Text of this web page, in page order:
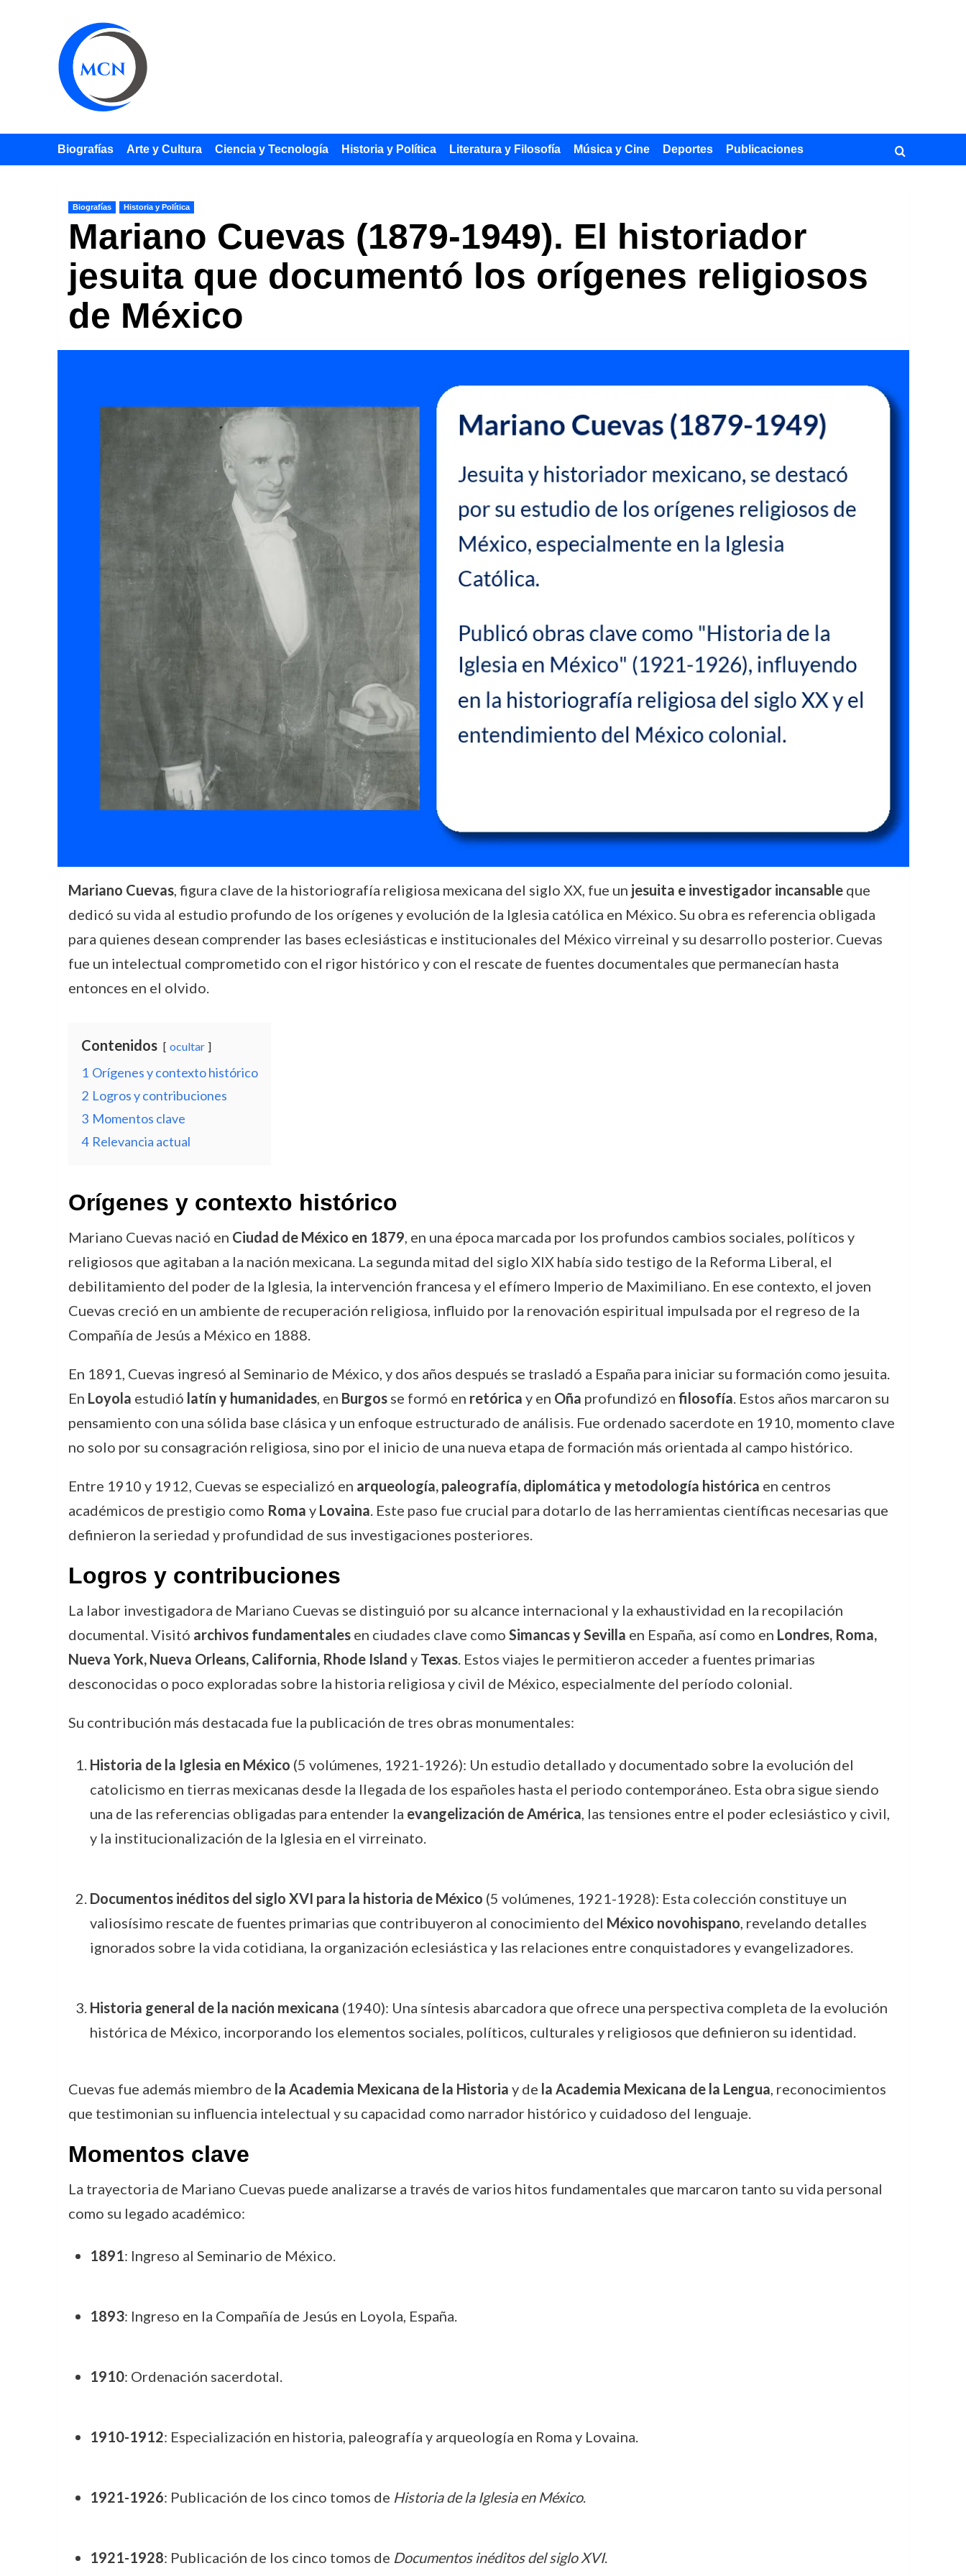
Biografías Arte y Cultura Ciencia y Tecnología Historia y Política Literatura y Filosofía Música y Cine Deportes Publicaciones
Biografías Historia y Política
Mariano Cuevas (1879-1949). El historiador
jesuita que documentó los orígenes religiosos
de México
Mariano Cuevas, figura clave de la historiografía religiosa mexicana del siglo XX, fue un jesuita e investigador incansableque
dedicó su vida al estudio profundo de los orígenes y evolución de la Iglesia católica en México. Su obra es referencia obligada
para quienes desean comprender las bases eclesiásticas e institucionales del México virreinal y su desarrollo posterior. Cuevas
fue un intelectual comprometido con el rigor histórico y con el rescate de fuentes documentales que permanecían hasta
entonces en el olvido.
Contenidos ocultar
1 Orígenes y contexto histórico
2 Logros y contribuciones
3 Momentos clave
4 Relevancia actual
Orígenes y contexto histórico
Mariano Cuevas nació en Ciudad de México en 1879, en una época marcada por los profundos cambios sociales, políticos y
religiosos que agitaban a la nación mexicana. La segunda mitad del siglo XIX había sido testigo de la Reforma Liberal, el
debilitamiento del poder de la Iglesia, la intervención francesa y el efímero Imperio de Maximiliano. En ese contexto, el joven
Cuevas creció en un ambiente de recuperación religiosa, influido por la renovación espiritual impulsada por el regreso de la
Compañía de Jesús a México en 1888.
En 1891, Cuevas ingresó al Seminario de México, y dos años después se trasladó a España para iniciar su formación como jesuita.
En Loyola estudió latín y humanidades, en Burgosse formó en retórica y en Oña profundizó en filosofía. Estos años marcaron su
pensamiento con una sólida base clásica y un enfoque estructurado de análisis. Fue ordenado sacerdote en 1910, momento clave
no solo por su consagración religiosa, sino por el inicio de una nueva etapa de formación más orientada al campo histórico.
Entre 1910 y 1912, Cuevas se especializó en arqueología, paleografía, diplomática y metodología histórica en centros
académicos de prestigio como Roma y Lovaina. Este paso fue crucial para dotarlo de las herramientas científicas necesarias que
definieron la seriedad y profundidad de sus investigaciones posteriores.
Logros y contribuciones
La labor investigadora de Mariano Cuevas se distinguió por su alcance internacional y la exhaustividad en la recopilación
documental. Visitó archivos fundamentalesen ciudades clave como Simancas y Sevilla en España, así como en Londres, Roma,
Nueva York, Nueva Orleans, California, Rhode Island y Texas. Estos viajes le permitieron acceder a fuentes primarias
desconocidas o poco exploradas sobre la historia religiosa y civil de México, especialmente del período colonial.
Su contribución más destacada fue la publicación de tres obras monumentales:
Historia de la Iglesia en México (5 volúmenes, 1921-1926): Un estudio detallado y documentado sobre la evolución del
catolicismo en tierras mexicanas desde la llegada de los españoles hasta el periodo contemporáneo. Esta obra sigue siendo
una de las referencias obligadas para entender la evangelización de América, las tensiones entre el poder eclesiástico y civil,
y la institucionalización de la Iglesia en el virreinato.
Documentos inéditos del siglo XVI para la historia de México (5 volúmenes, 1921-1928): Esta colección constituye un
valiosísimo rescate de fuentes primarias que contribuyeron al conocimiento del México novohispano, revelando detalles
ignorados sobre la vida cotidiana, la organización eclesiástica y las relaciones entre conquistadores y evangelizadores.
Historia general de la nación mexicana (1940): Una síntesis abarcadora que ofrece una perspectiva completa de la evolución
histórica de México, incorporando los elementos sociales, políticos, culturales y religiosos que definieron su identidad.
Cuevas fue además miembro de la Academia Mexicana de la Historia y de la Academia Mexicana de la Lengua, reconocimientos
que testimonian su influencia intelectual y su capacidad como narrador histórico y cuidadoso del lenguaje.
Momentos clave
La trayectoria de Mariano Cuevas puede analizarse a través de varios hitos fundamentales que marcaron tanto su vida personal
como su legado académico:
1891: Ingreso al Seminario de México.
1893: Ingreso en la Compañía de Jesús en Loyola, España.
1910: Ordenación sacerdotal.
1910-1912: Especialización en historia, paleografía y arqueología en Roma y Lovaina.
1921-1926: Publicación de los cinco tomos de Historia de la Iglesia en México.
1921-1928: Publicación de los cinco tomos de Documentos inéditos del siglo XVI.